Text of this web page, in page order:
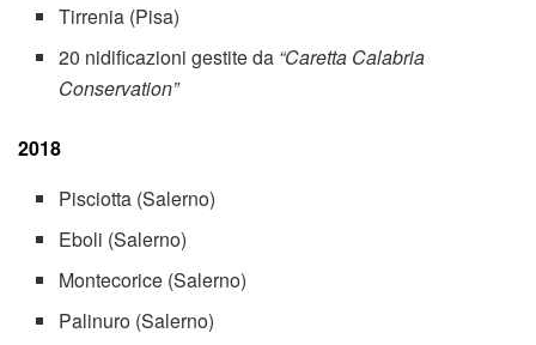
Tirrenia (Pisa)
20 nidificazioni gestite da “Caretta Calabria
Conservation”
2018
Pisciotta (Salerno)
Eboli (Salerno)
Montecorice (Salerno)
Palinuro (Salerno)